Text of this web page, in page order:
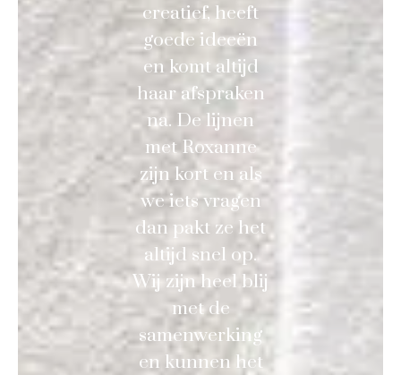
creatief, heeft
goede ideeën
en komt altijd
haar afspraken
na. De lijnen
met Roxanne
zijn kort en als
we iets vragen
dan pakt ze het
altijd snel op.
Wij zijn heel blij
met de
samenwerking
en kunnen het